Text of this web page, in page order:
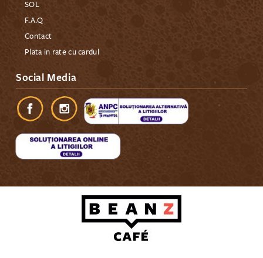
SOL
F.A.Q
Contact
Plata in rate cu cardul
Social Media